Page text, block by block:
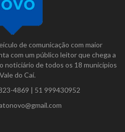
de comunicação com maior
com um público leitor que chega a
noticiário de todos os 18 municípios
do Caí.
4869 | 51 999430952